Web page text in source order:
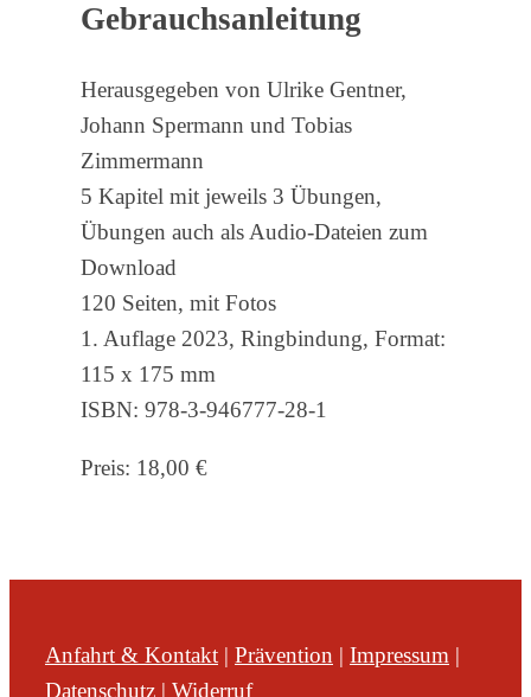
Gebrauchsanleitung
Herausgegeben von Ulrike Gentner,
Johann Spermann und Tobias
Zimmermann
5 Kapitel mit jeweils 3 Übungen,
Übungen auch als Audio-Dateien zum
Download
120 Seiten, mit Fotos
1. Auflage 2023, Ringbindung, Format:
115 x 175 mm
ISBN: 978-3-946777-28-1
Preis: 18,00 €
Anfahrt & Kontakt | Prävention | Impressum |
Datenschutz | Widerruf